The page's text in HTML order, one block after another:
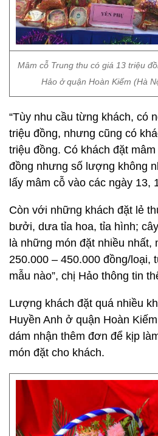
Mâm cỗ Trung thu có giá 13 triệu
Hảo ở quận Hoàn Kiếm (Hà
“Tùy nhu cầu từng khách, có
triệu đồng, nhưng cũng có
triệu đồng. Có khách đặt
đồng nhưng số lượng không
lấy mâm cỗ vào các ngày 13,
Còn với những khách đặt lẻ
bưởi, dưa tỉa hoa, tỉa hình;
là những món đặt nhiều
250.000 – 450.000 đồng/loại,
mẫu nào”, chị Hảo thông tin
Lượng khách đặt quá nhiều
Huyền Anh ở quận Hoàn
dám nhận thêm đơn để kịp
món đặt cho khách.